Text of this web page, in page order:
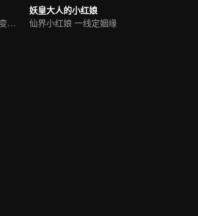
炮灰女配逆天改命变王妃
妖皇大人的小红娘
仙界小红娘 一线定姻缘